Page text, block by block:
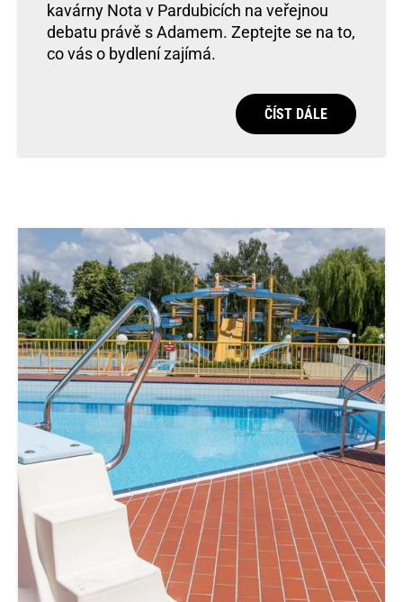
kavárny Nota v Pardubicích na veřejnou
debatu právě s Adamem. Zeptejte se na to,
co vás o bydlení zajímá.
ČÍST DÁLE